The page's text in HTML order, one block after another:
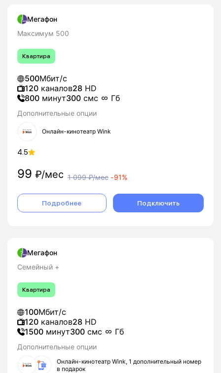
Мегафон
Максимум 500
Квартира
500Мбит/с
120 каналов28 HD
800 минут300 смс Гб
Дополнительные опции
Онлайн-кинотеатр Wink
4.5
99 ₽/мес 1 099₽/мес -91%
Подробнее Подключить
Мегафон
Семейный +
Квартира
100Мбит/с
120 каналов28 HD
1500 минут300 смс Гб
Дополнительные опции
Онлайн-кинотеатр Wink, 1 дополнительный номер
в подарок